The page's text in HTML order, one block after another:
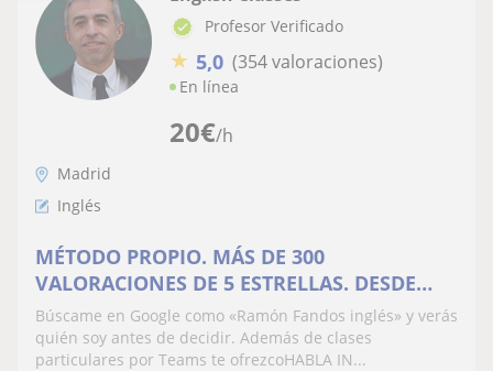
20€/h
Profesor Verificado
★ 5,0 (354 valoraciones)
En línea
Madrid
Inglés
MÉTODO PROPIO. MÁS DE 300
VALORACIONES DE 5 ESTRELLAS. DESDE
20€/mes
Búscame en Google como «Ramón Fandos inglés» y verás
quién soy antes de decidir. Además de clases
particulares por Teams te ofrezcoHABLA IN...